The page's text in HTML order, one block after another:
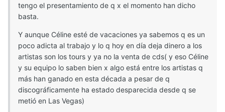
tengo el presentamiento de q x el momento han dicho
basta.
Y aunque Céline esté de vacaciones ya sabemos q es un
poco adicta al trabajo y lo q hoy en día deja dinero a los
artistas son los tours y ya no la venta de cds( y eso Céline
y su equipo lo saben bien x algo está entre los artistas q
más han ganado en esta década a pesar de q
discográficamente ha estado desparecida desde q se
metió en Las Vegas)